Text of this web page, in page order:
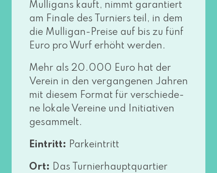
Mulligans kauft, nimmt garan­tiert
am Finale des Turniers teil, in dem
die Mulligan-Preise auf bis zu fünf
Euro pro Wurf erhöht werden.
Mehr als 20.000 Euro hat der
Verein in den ver­gan­ge­nen Jahren
mit die­sem Format für ver­schie­de­
ne loka­le Vereine und Initiativen
gesammelt.
Eintritt: Parkeintritt
Ort: Das Turnierhauptquartier